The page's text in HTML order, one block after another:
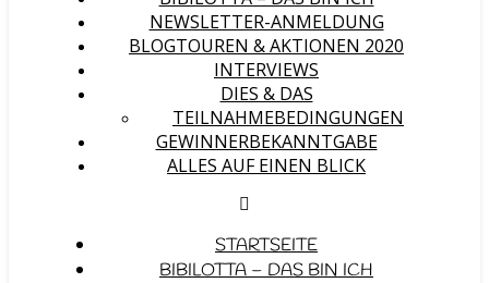
NEWSLETTER-ANMELDUNG
BLOGTOUREN & AKTIONEN 2020
INTERVIEWS
DIES & DAS
TEILNAHMEBEDINGUNGEN
GEWINNERBEKANNTGABE
ALLES AUF EINEN BLICK
STARTSEITE
BIBILOTTA – DAS BIN ICH